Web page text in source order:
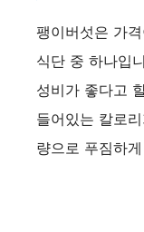
팽이버섯은 가
식단 중 하나입
성비가 좋다고
들어있는 칼로
량으로 푸짐하